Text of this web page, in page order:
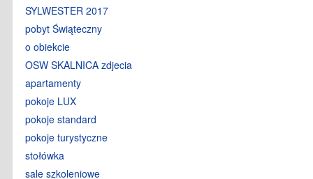
SYLWESTER 2017
pobyt Świąteczny
o obiekcie
OSW SKALNICA zdjecia
apartamenty
pokoje LUX
pokoje standard
pokoje turystyczne
stołówka
sale szkoleniowe